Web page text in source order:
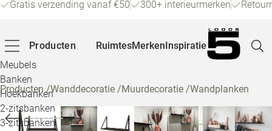
Gratis verzending vanaf €50 300+ interieurmerken
Producten
Meubels
Banken
Hoekbanken
2-zitsbanken
3-zitsbanken
RuimtesMerkenInspiratie
Producten/Wanddecoratie /Muurdecoratie /Wandplanken